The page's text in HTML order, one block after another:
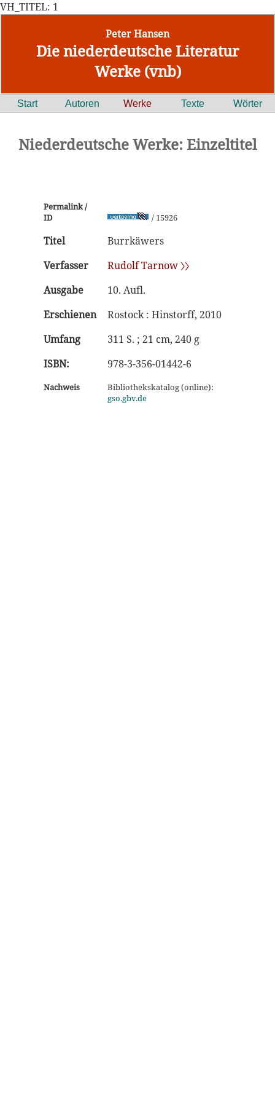
VH_TITEL: 1
Peter Hansen
Die niederdeutsche Literatur
Werke (vnb)
Start Autoren Werke Texte Wörter
Niederdeutsche Werke: Einzeltitel
Permalink /
ID
/ 15926
Titel
Burrkäwers
Verfasser
Rudolf Tarnow 〉〉
Ausgabe
10. Aufl.
Erschienen
Rostock : Hinstorff, 2010
Umfang
311 S. ; 21 cm, 240 g
ISBN:
978-3-356-01442-6
Nachweis
Bibliothekskatalog (online):
gso.gbv.de